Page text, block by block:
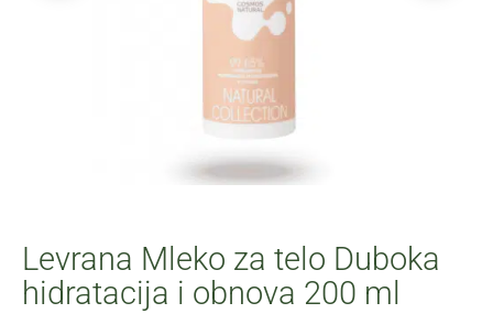
Levrana Mleko za telo Duboka
hidratacija i obnova 200 ml